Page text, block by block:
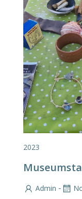
2023
Admin -